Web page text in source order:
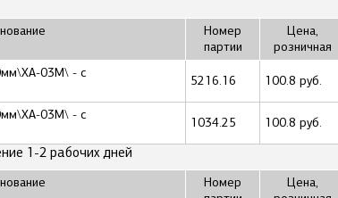
Номер
партии
Цена,
розничная
03M\ - с
5216.16 100.8 руб.
03M\ - с
1034.25 100.8 руб.
1-2 рабочих дней
Номер
Цена,